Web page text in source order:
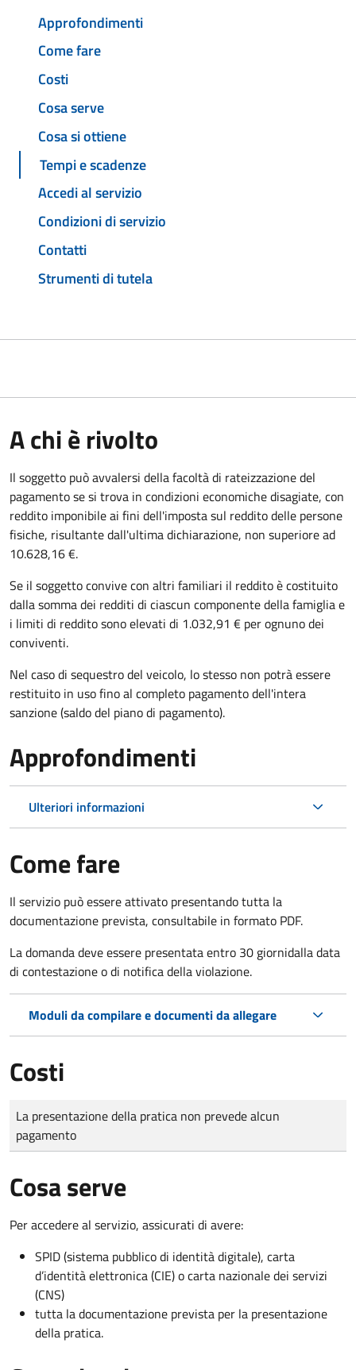
Approfondimenti
Come fare
Costi
Cosa serve
Cosa si ottiene
Tempi e scadenze
Accedi al servizio
Condizioni di servizio
Contatti
Strumenti di tutela
A chi è rivolto
Il soggetto può avvalersi della facoltà di rateizzazione del
pagamento se si trova in condizioni economiche disagiate, con
reddito imponibile ai fini dell'imposta sul reddito delle persone
fisiche, risultante dall'ultima dichiarazione, non superiore ad
10.628,16 €.
Se il soggetto convive con altri familiari il reddito è costituito
dalla somma dei redditi di ciascun componente della famiglia e
i limiti di reddito sono elevati di 1.032,91 € per ognuno dei
conviventi.
Nel caso di sequestro del veicolo, lo stesso non potrà essere
restituito in uso fino al completo pagamento dell'intera
sanzione (saldo del piano di pagamento).
Approfondimenti
Ulteriori informazioni
Come fare
Il servizio può essere attivato presentando tutta la
documentazione prevista, consultabile in formato PDF.
La domanda deve essere presentata entro 30 giornidalla data
di contestazione o di notifica della violazione.
Moduli da compilare e documenti da allegare
Costi
Tipo di pagamento
Importo
La presentazione della pratica non prevede alcun
pagamento
Cosa serve
Per accedere al servizio, assicurati di avere:
SPID (sistema pubblico di identità digitale), carta
d’identità elettronica (CIE) o carta nazionale dei servizi
(CNS)
tutta la documentazione prevista per la presentazione
della pratica.